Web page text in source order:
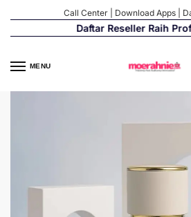
Call Center Download Apps
Daftar Reseller Raih
MENU